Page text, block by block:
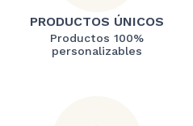
PRODUCTOS ÚNICOS
Productos 100%
personalizables